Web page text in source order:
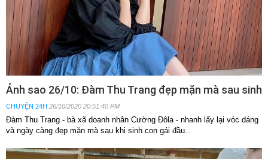
Ảnh sao 26/10: Đàm Thu Trang đẹp mặn mà sau sinh
CHUYỆN 24H 26/10/2020 20:51:40 PM
Đàm Thu Trang - bà xã doanh nhân Cường Đôla - nhanh lấy lại vóc dáng
và ngày càng đẹp mặn mà sau khi sinh con gái đầu..